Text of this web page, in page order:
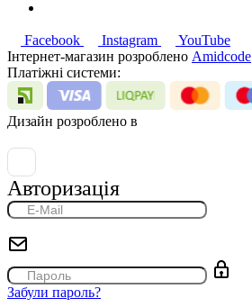
Facebook Instagram
YouTube
Інтернет-магазин розроблено Amidcode
Платіжні системи:
Дизайн розроблено в
Авторизація
Забули пароль?